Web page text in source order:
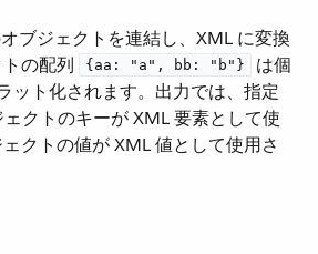
ブジェクトを連結し、XML に変換
の配列
{aa: "a", bb: "b"}
​ は個
ット化されます。出力では、指定
クトのキーが XML 要素として使
クトの値が XML 値として使用さ